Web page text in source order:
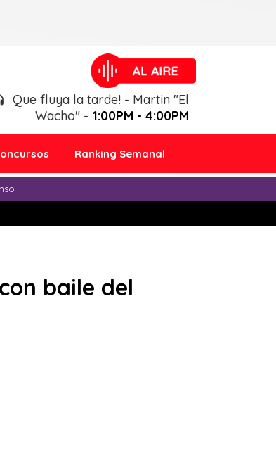
Que fluya la tarde! - Martin "El
Wacho" - 1:00PM - 4:00PM
Ranking Semanal
baile del